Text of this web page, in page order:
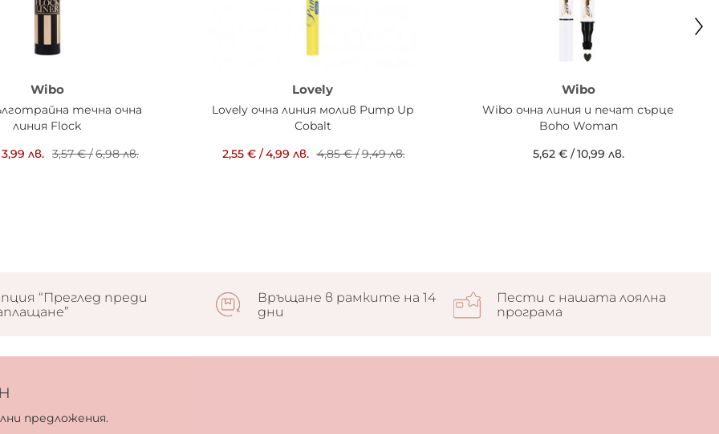
Wibo
течна очна
линия Flock
3,99 лв. 3,57 €/6,98 лв.
Lovely
Lovely очна линия молив Pump Up
Cobalt
2,55 €/4,99 лв. 4,85 €/9,49 лв.
Wibo
Wibo очна линия и печат сърце
Boho Woman
5,62 €/10,99 лв.
“Преглед преди
Връщане в рамките на 14
дни
Пести с нашата лоялна
програма
предложения.